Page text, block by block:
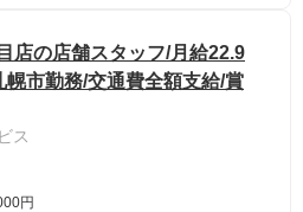
店の店舗スタッフ/月給22.9
市勤務/交通費全額支給/賞
ス
円